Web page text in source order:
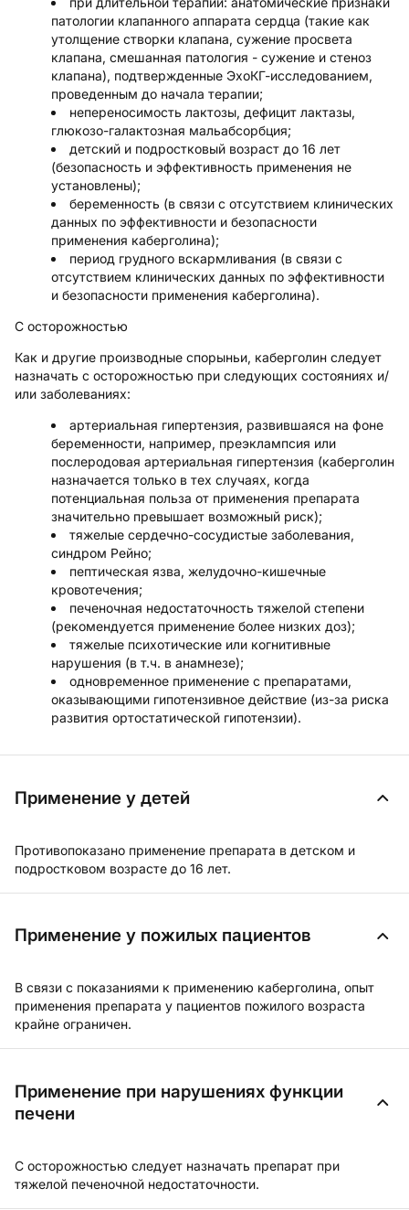
патологии клапанного аппарата сердца (такие как
утолщение створки клапана, сужение просвета
клапана, смешанная патология - сужение и стеноз
клапана), подтвержденные ЭхоКГ-исследованием,
проведенным до начала терапии;
непереносимость лактозы, дефицит лактазы,
глюкозо-галактозная мальабсорбция;
детский и подростковый возраст до 16 лет
(безопасность и эффективность применения не
установлены);
беременность (в связи с отсутствием клинических
данных по эффективности и безопасности
применения каберголина);
период грудного вскармливания (в связи с
отсутствием клинических данных по эффективности
и безопасности применения каберголина).
С осторожностью
Как и другие производные спорыньи, каберголин следует
назначать с осторожностью при следующих состояниях и/
или заболеваниях:
артериальная гипертензия, развившаяся на фоне
беременности, например, преэклампсия или
послеродовая артериальная гипертензия (каберголин
назначается только в тех случаях, когда
потенциальная польза от применения препарата
значительно превышает возможный риск);
тяжелые сердечно-сосудистые заболевания,
синдром Рейно;
пептическая язва, желудочно-кишечные
кровотечения;
печеночная недостаточность тяжелой степени
(рекомендуется применение более низких доз);
тяжелые психотические или когнитивные
нарушения (в т.ч. в анамнезе);
одновременное применение с препаратами,
оказывающими гипотензивное действие (из-за риска
развития ортостатической гипотензии).
Применение у детей
Противопоказано применение препарата в детском и
подростковом возрасте до 16 лет.
Применение у пожилых пациентов
В связи с показаниями к применению каберголина, опыт
применения препарата у пациентов пожилого возраста
крайне ограничен.
Применение при нарушениях функции
печени
С осторожностью следует назначать препарат при
тяжелой печеночной недостаточности.